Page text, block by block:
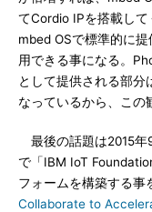
てCordio IPを搭載し
mbed OSで標準的に
用できる事になる。
として提供される部分
なっているから、この
最後の話題は2015年
で「IBM IoT
フォームを構築する事
Collaborate to